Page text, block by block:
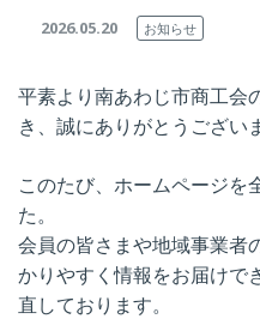
2026.05.20 お知らせ
平素より南あわじ市商工会
き、誠にありがとうござい
このたび、ホームページを
た。
会員の皆さまや地域事業者
かりやすく情報をお届けで
直しております。